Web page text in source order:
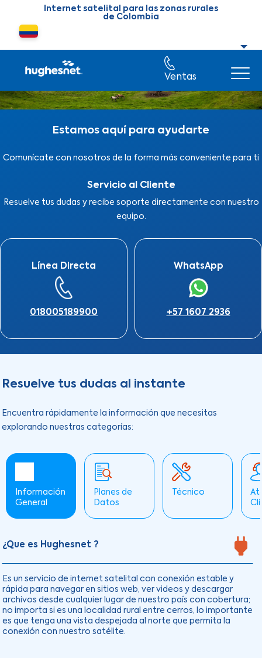
Skip to main content
Internet satelital para las zonas rurales
de Colombia
Cambiar país o región
Ventas
Estamos aquí para ayudarte
Comunícate con nosotros de la forma más conveniente para ti
Servicio al Cliente
Resuelve tus dudas y recibe soporte directamente con nuestro
equipo.
Línea Directa
018005189900
WhatsApp
+57 1607 2936
Resuelve tus dudas al instante
Encuentra rápidamente la información que necesitas
explorando nuestras categorías:
Información
General
Planes de
Datos
Técnico
¿Que es Hughesnet ?
Es un servicio de internet satelital con conexión estable y
rápida para navegar en sitios web, ver videos y descargar
archivos desde cualquier lugar de nuestro país con cobertura;
no importa si es una localidad rural entre cerros, lo importante
es que tenga una vista despejada al norte que permita la
conexión con nuestro satélite.